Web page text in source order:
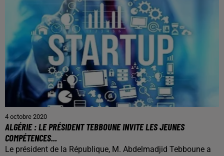
4 octobre 2020
ALGÉRIE : LE PRÉSIDENT TEBBOUNE INVITE LES JEUNES
COMPÉTENCES...
Le président de la République, M. Abdelmadjid Tebboune a